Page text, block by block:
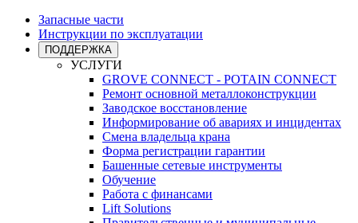
Запасные части
Инструкции по эксплуатации
ПОДДЕРЖКА
УСЛУГИ
GROVE CONNECT - POTAIN CONNECT
Ремонт основной металлоконструкции
Заводское восстановление
Информирование об авариях и инцидентах
Смена владельца крана
Форма регистрации гарантии
Башенные сетевые инструменты
Обучение
Работа с финансами
Lift Solutions